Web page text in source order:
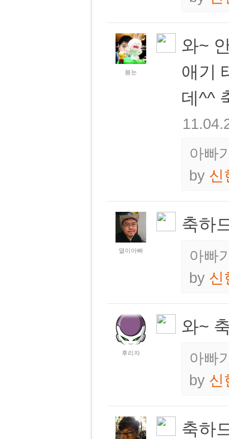
봄눈
와~
애기
데^^
아빠
by 신
열이아빠
축하
아빠
by 신
후리자
와~
아빠
by 신
축하